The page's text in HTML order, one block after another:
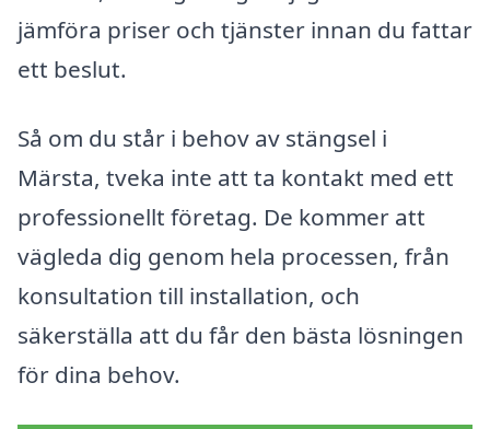
jämföra priser och tjänster innan du fattar
ett beslut.
Så om du står i behov av stängsel i
Märsta, tveka inte att ta kontakt med ett
professionellt företag. De kommer att
vägleda dig genom hela processen, från
konsultation till installation, och
säkerställa att du får den bästa lösningen
för dina behov.